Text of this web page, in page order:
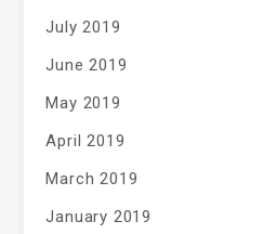
July 2019
June 2019
May 2019
April 2019
March 2019
January 2019